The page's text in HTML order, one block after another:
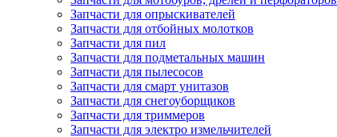
Запчасти для опрыскивателей
Запчасти для отбойных молотков
Запчасти для пил
Запчасти для подметальных машин
Запчасти для пылесосов
Запчасти для смарт унитазов
Запчасти для снегоуборщиков
Запчасти для триммеров
Запчасти для электро измельчителей